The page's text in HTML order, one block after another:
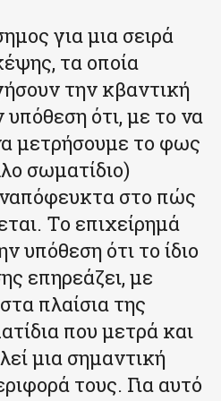
για μια σειρά
τα οποία
την κβαντική
ότι, με το να
μετρήσουμε το φως
σωματίδιο)
στο πώς
Το επιχείρημά
υπόθεση ότι το ίδιο
επηρεάζει, με
πλαίσια της
που μετρά και
μια σημαντική
τους. Για αυτό